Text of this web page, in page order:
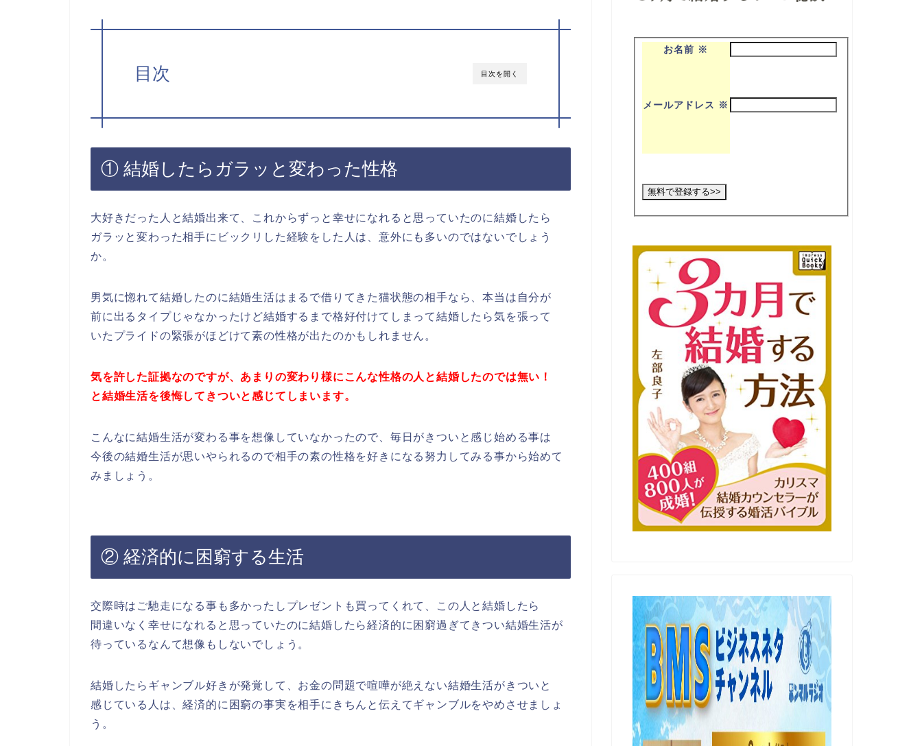
目次を開く
目次
① 結婚したらガラッと変わった性格
大好きだった人と結婚出来て、これからずっと幸せになれると思っていたのに結婚したら
ガラッと変わった相手にビックリした経験をした人は、意外にも多いのではないでしょう
か。
男気に惚れて結婚したのに結婚生活はまるで借りてきた猫状態の相手なら、本当は自分が
前に出るタイプじゃなかったけど結婚するまで格好付けてしまって結婚したら気を張って
いたプライドの緊張がほどけて素の性格が出たのかもしれません。
気を許した証拠なのですが、あまりの変わり様にこんな性格の人と結婚したのでは無い！
と結婚生活を後悔してきついと感じてしまいます。
こんなに結婚生活が変わる事を想像していなかったので、毎日がきついと感じ始める事は
今後の結婚生活が思いやられるので相手の素の性格を好きになる努力してみる事から始めて
みましょう。
② 経済的に困窮する生活
交際時はご馳走になる事も多かったしプレゼントも買ってくれて、この人と結婚したら
間違いなく幸せになれると思っていたのに結婚したら経済的に困窮過ぎてきつい結婚生活が
待っているなんて想像もしないでしょう。
結婚したらギャンブル好きが発覚して、お金の問題で喧嘩が絶えない結婚生活がきついと
感じている人は、経済的に困窮の事実を相手にきちんと伝えてギャンブルをやめさせましょ
う。
お名前 ※
メールアドレス ※